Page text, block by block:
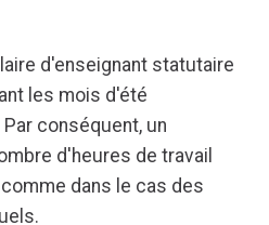
d'enseignant statutaire
les mois d'été
conséquent, un
d'heures de travail
dans le cas des